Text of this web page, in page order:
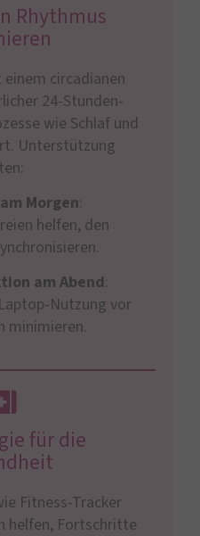
Rhythmus
circadianen
24-Stunden-
wie Schlaf und
Unterstützung
Morgen:
helfen, den
am Abend:
Nutzung vor
minimieren.
für die
Fitness-Tracker
helfen, Fortschritte